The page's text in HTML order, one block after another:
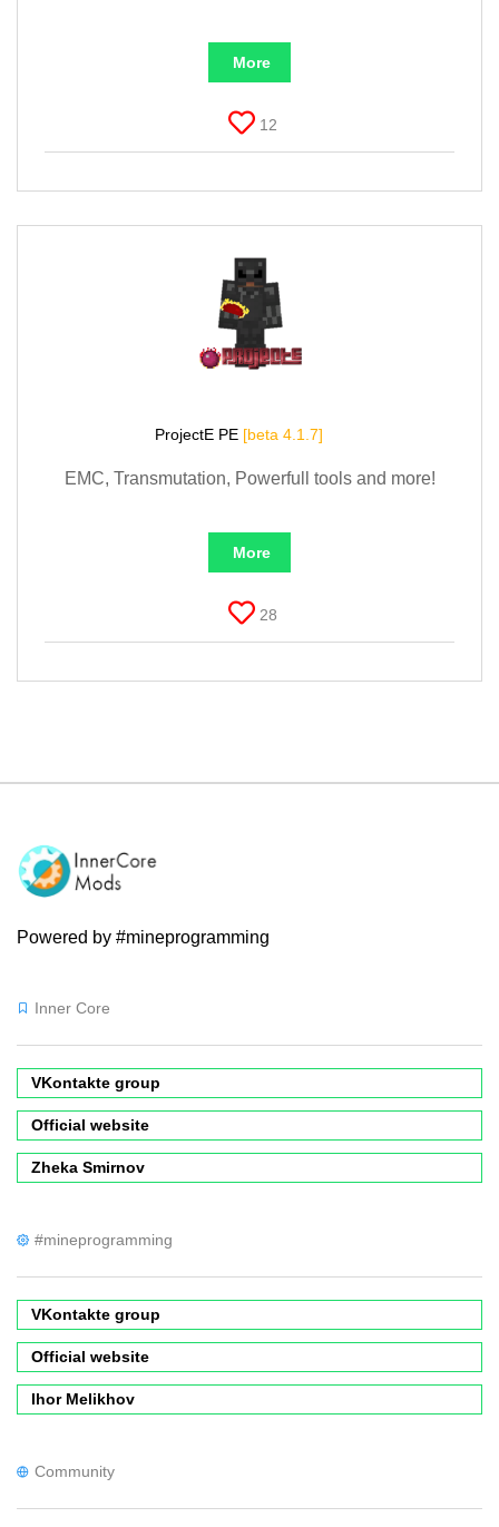
More
12
ProjectE PE [beta 4.1.7]
EMC, Transmutation, Powerfull tools and more!
More
28
Powered by #mineprogramming
Inner Core
VKontakte group
Official website
Zheka Smirnov
#mineprogramming
VKontakte group
Official website
Ihor Melikhov
Community